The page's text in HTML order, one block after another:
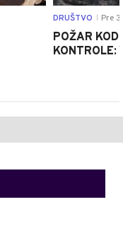
DRUŠTVO Pre
POŽAR KOD
KONTROLE: